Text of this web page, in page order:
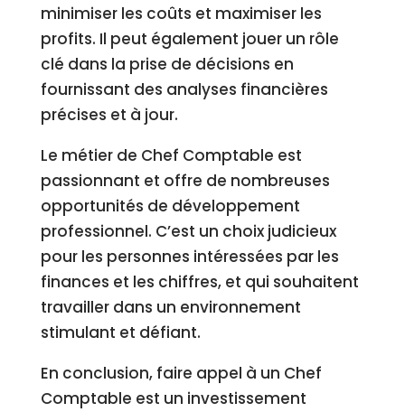
minimiser les coûts et maximiser les
profits. Il peut également jouer un rôle
clé dans la prise de décisions en
fournissant des analyses financières
précises et à jour.
Le métier de Chef Comptable est
passionnant et offre de nombreuses
opportunités de développement
professionnel. C’est un choix judicieux
pour les personnes intéressées par les
finances et les chiffres, et qui souhaitent
travailler dans un environnement
stimulant et défiant.
En conclusion, faire appel à un Chef
Comptable est un investissement